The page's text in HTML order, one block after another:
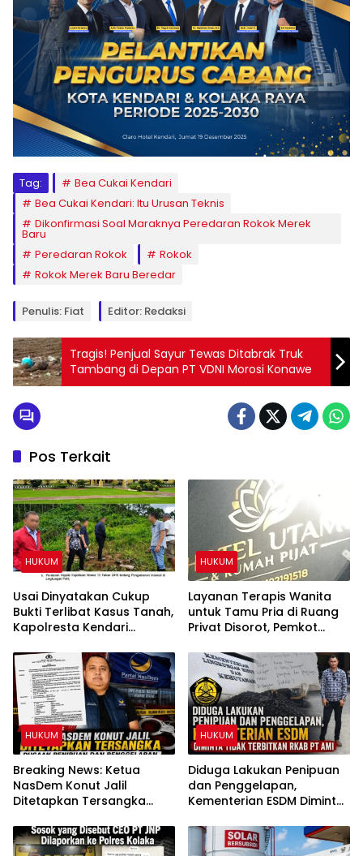
Tag:
Bea Cukai Kendari
Bea Cukai Kendari: Itu Urusan Teknis
Dikonfirmasi Soal Maraknya Peredaran Rokok Merek
Baru
Peredaran Rokok
Rokok
Rokok Merek Baru Beredar
Penulis: Fiat Editor: Redaksi
Tragis! Penjual Sayur Tewas Ditabrak Truk
Tambang di Depan PT VDNI Morosi Konawe
Pos Terkait
HUKUM
Usai Dinyatakan Cukup
Bukti Terlibat Kasus Tanah,
Kapolresta Kendari
dari Jabatan
HUKUM
Layanan Terapis Wanita
untuk Tamu Pria di Ruang
Privat Disorot, Pemkot
Perizinan Rumah Pijat Utami
HUKUM
Breaking News: Ketua
NasDem Konut Jalil
Ditetapkan Tersangka
Penggelapan
HUKUM
Diduga Lakukan Penipuan
dan Penggelapan,
Kementerian ESDM Diminta
AMI